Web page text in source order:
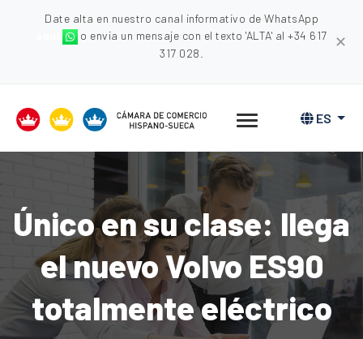
Date alta en nuestro canal informativo de WhatsApp
o envia un mensaje con el texto 'ALTA' al +34 617
317 028.
✕
ES
Único en su clase: llega
el nuevo Volvo ES90
totalmente eléctrico